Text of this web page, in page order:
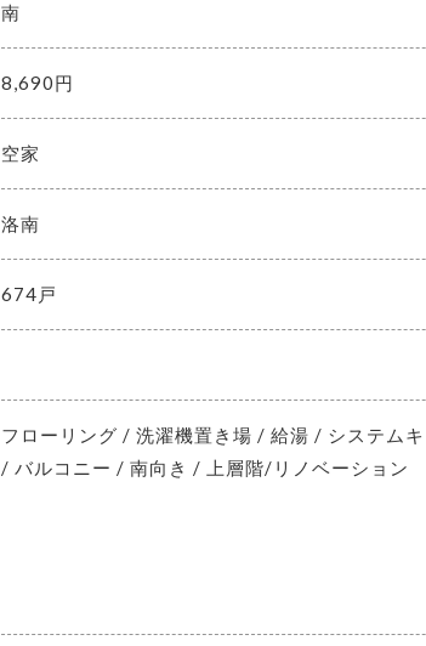
南
8,690円
空家
洛南
674戸
フローリング / 洗濯機置き場 / 給湯 / システム
/ バルコニー / 南向き / 上層階/リノベーション